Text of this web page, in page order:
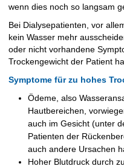
wenn dies noch so langsam
Bei Dialysepatienten, vor
kein Wasser mehr
oder nicht vorhandene
Trockengewicht der Patient
Symptome für zu hohes
Ödeme, also
Hautbereichen,
auch im Gesicht (unter
Patienten der
auch andere Ursachen
Hoher Blutdruck durch